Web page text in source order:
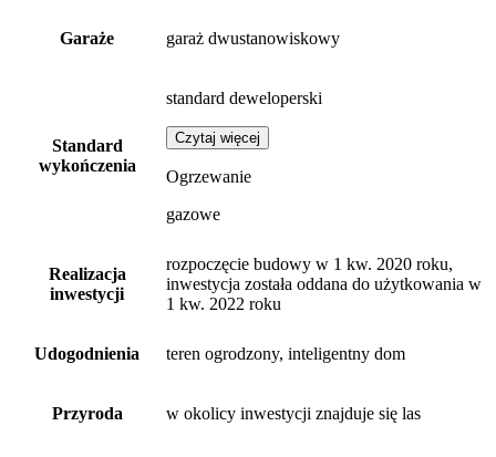
Garaże garaż dwustanowiskowy
Standard
wykończenia
standard deweloperski
Czytaj więcej
Ogrzewanie
gazowe
Realizacja
inwestycji
rozpoczęcie budowy w 1 kw. 2020 roku,
inwestycja została oddana do użytkowania w
1 kw. 2022 roku
Udogodnienia teren ogrodzony, inteligentny dom
Przyroda w okolicy inwestycji znajduje się las